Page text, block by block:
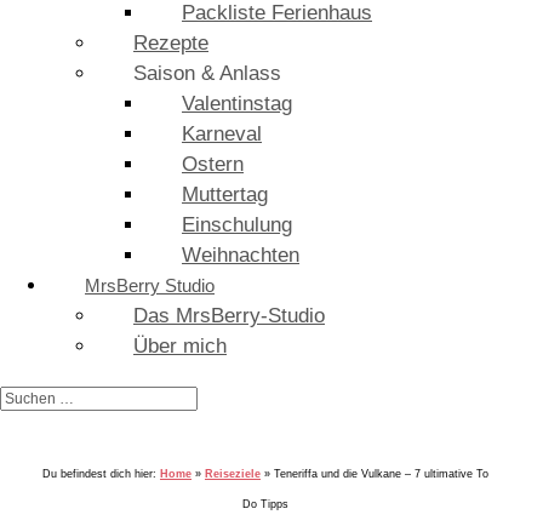
Packliste Ferienhaus
Rezepte
Saison & Anlass
Valentinstag
Karneval
Ostern
Muttertag
Einschulung
Weihnachten
MrsBerry Studio
Das MrsBerry-Studio
Über mich
Du befindest dich hier: Home » Reiseziele » Teneriffa und die Vulkane – 7 ultimative To
Do Tipps